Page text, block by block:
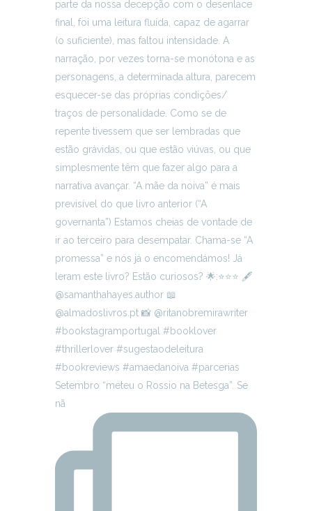
Setembro “meteu o Rossio na Betesga”. Se
nã